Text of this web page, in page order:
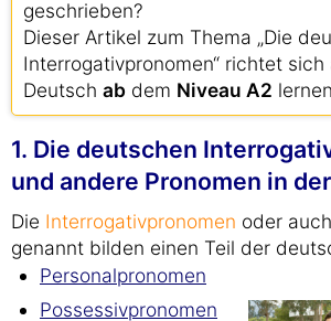
geschrieben?
Dieser Artikel zum Thema „Die
Interrogativpronomen“ richtet sich
Deutsch ab dem Niveau A2
1. Die deutschen
und andere Pronomen in
Die Interrogativpronomen oder
genannt bilden einen Teil der
Personalpronomen
Possessivpronomen